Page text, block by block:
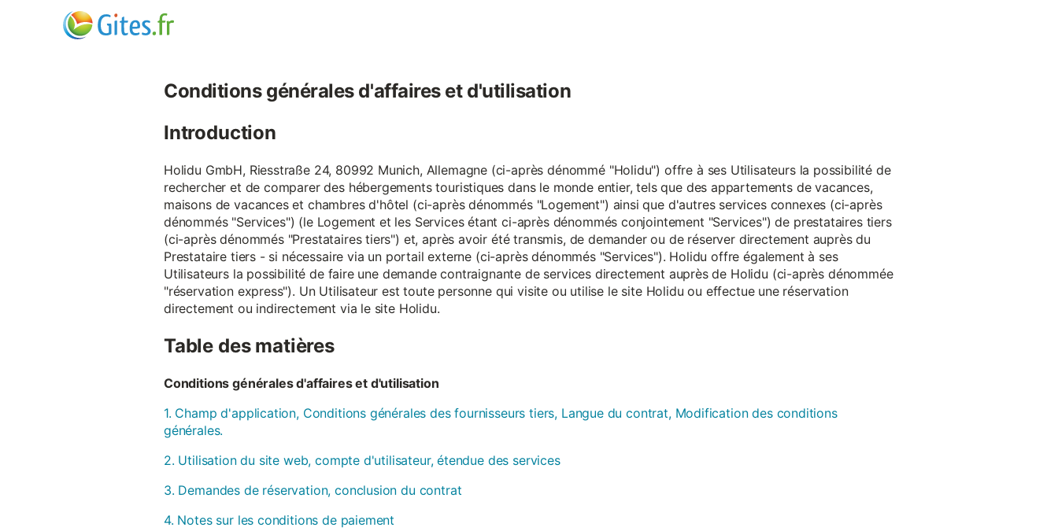
Conditions générales d'affaires et d'utilisation
Introduction
Holidu GmbH, Riesstraße 24, 80992 Munich, Allemagne (ci-après dénommé "Holidu") offre à ses Utilisateurs la possibilité de
rechercher et de comparer des hébergements touristiques dans le monde entier, tels que des appartements de vacances,
maisons de vacances et chambres d'hôtel (ci-après dénommés "Logement") ainsi que d'autres services connexes (ci-après
dénommés "Services") (le Logement et les Services étant ci-après dénommés conjointement "Services") de prestataires tiers
(ci-après dénommés "Prestataires tiers") et, après avoir été transmis, de demander ou de réserver directement auprès du
Prestataire tiers - si nécessaire via un portail externe (ci-après dénommés "Services"). Holidu offre également à ses
Utilisateurs la possibilité de faire une demande contraignante de services directement auprès de Holidu (ci-après dénommée
"réservation express"). Un Utilisateur est toute personne qui visite ou utilise le site Holidu ou effectue une réservation
directement ou indirectement via le site Holidu.
Table des matières
Conditions générales d'affaires et d'utilisation
1. Champ d'application, Conditions générales des fournisseurs tiers, Langue du contrat, Modification des conditions
générales.
2. Utilisation du site web, compte d'utilisateur, étendue des services
3. Demandes de réservation, conclusion du contrat
4. Notes sur les conditions de paiement